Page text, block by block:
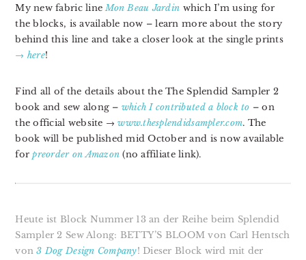
My new fabric lineMon Beau Jardin which I’m using for
the blocks, is available now – learn more about the story
behind this line and take a closer look at the single prints
→ here!
Find all of the details about the The Splendid Sampler 2
book and sew along – which I contributed a block to – on
the official website →www.thesplendidsampler.com. The
book will be published mid October and is now available
forpreorder on Amazon (no affiliate link).
Heute ist Block Nummer 13 an der Reihe beim Splendid
Sampler 2 Sew Along: BETTY’S BLOOM von Carl Hentsch
von 3 Dog Design Company! Dieser Block wird mit der